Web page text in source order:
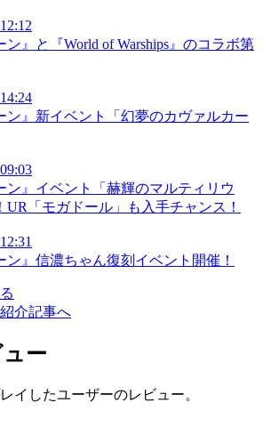
ン』と『World of Warships』のコラボ第
ン』新イベント「幻夢のカヴァルカー
ン』イベント「赫輝のマルティリウ
UR「モガドール」も入手チャンス！
ン』信濃ちゃん復刻イベント開催！
介記事へ
ー
イしたユーザーのレビュー。